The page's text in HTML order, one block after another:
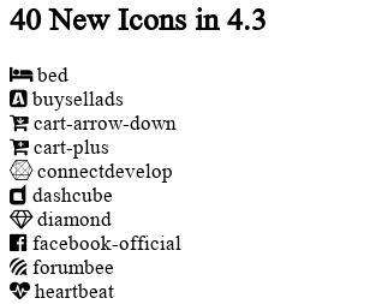
40 New Icons in 4.3
bed
buysellads
cart-arrow-down
cart-plus
connectdevelop
dashcube
diamond
facebook-official
forumbee
heartbeat